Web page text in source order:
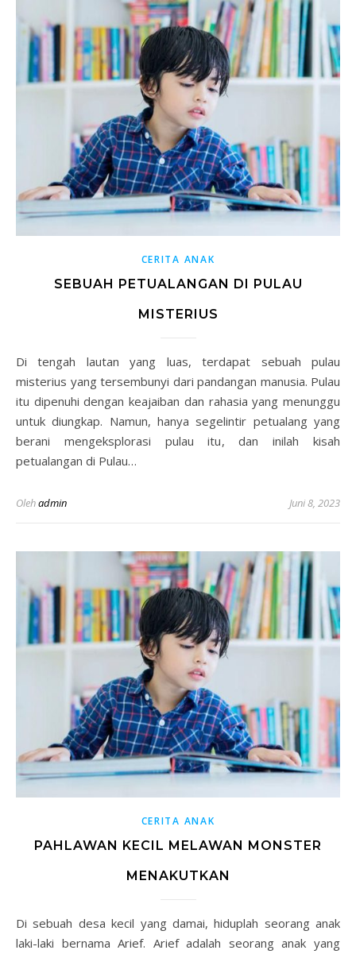
CERITA ANAK
SEBUAH PETUALANGAN DI PULAU
MISTERIUS
Di tengah lautan yang luas, terdapat sebuah pulau
misterius yang tersembunyi dari pandangan manusia. Pulau
itu dipenuhi dengan keajaiban dan rahasia yang menunggu
untuk diungkap. Namun, hanya segelintir petualang yang
berani mengeksplorasi pulau itu, dan inilah kisah
petualangan di Pulau…
Olehadmin Juni 8, 2023
CERITA ANAK
PAHLAWAN KECIL MELAWAN MONSTER
MENAKUTKAN
Di sebuah desa kecil yang damai, hiduplah seorang anak
laki-laki bernama Arief. Arief adalah seorang anak yang